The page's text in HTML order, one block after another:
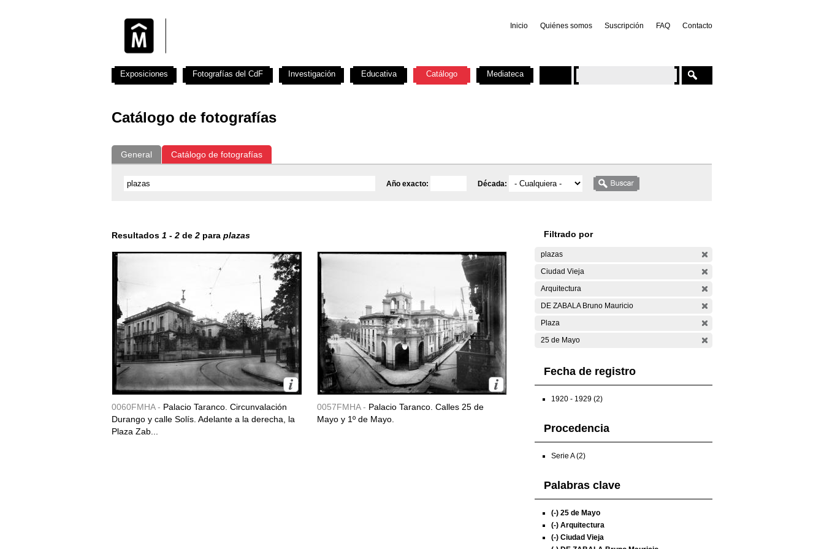
Inicio Quiénes somos Suscripción FAQ Contacto
Catálogo de fotografías
General Catálogo de fotografías
Año exacto: Década:
Resultados 1 - 2 de 2 para plazas
0060FMHA - Palacio Taranco. Circunvalación
Durango y calle Solís. Adelante a la derecha, la
Plaza Zab...
0057FMHA - Palacio Taranco. Calles 25 de
Mayo y 1º de Mayo.
Filtrado por
plazas
Ciudad Vieja
Arquitectura
DE ZABALA Bruno Mauricio
Plaza
25 de Mayo
Fecha de registro
1920 - 1929 (2)
Procedencia
Serie A (2)
Palabras clave
(-) 25 de Mayo
(-) Arquitectura
(-) Ciudad Vieja
Exposiciones Fotografías del CdF Investigación Educativa Catálogo Mediateca